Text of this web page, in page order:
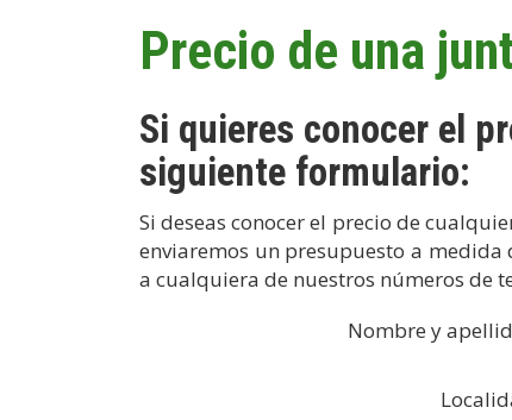
Precio de una
Si quieres conocer el
siguiente formulario:
Si deseas conocer el precio de
enviaremos un presupuesto a medida
a cualquiera de nuestros números de
Nombre y